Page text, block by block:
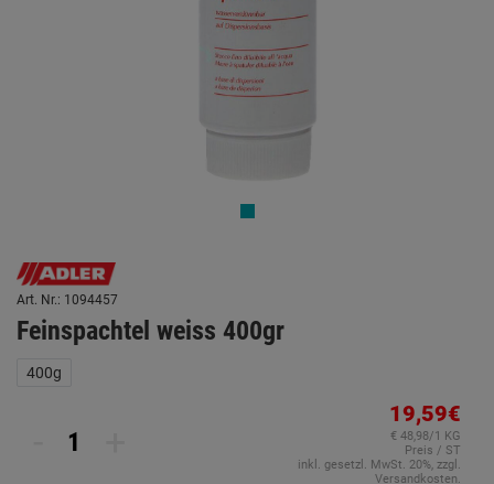
Art. Nr.: 1094457
Feinspachtel weiss 400gr
400g
19,59€
€ 48,98/1 KG
Preis / ST
inkl. gesetzl. MwSt. 20%, zzgl.
Versandkosten.